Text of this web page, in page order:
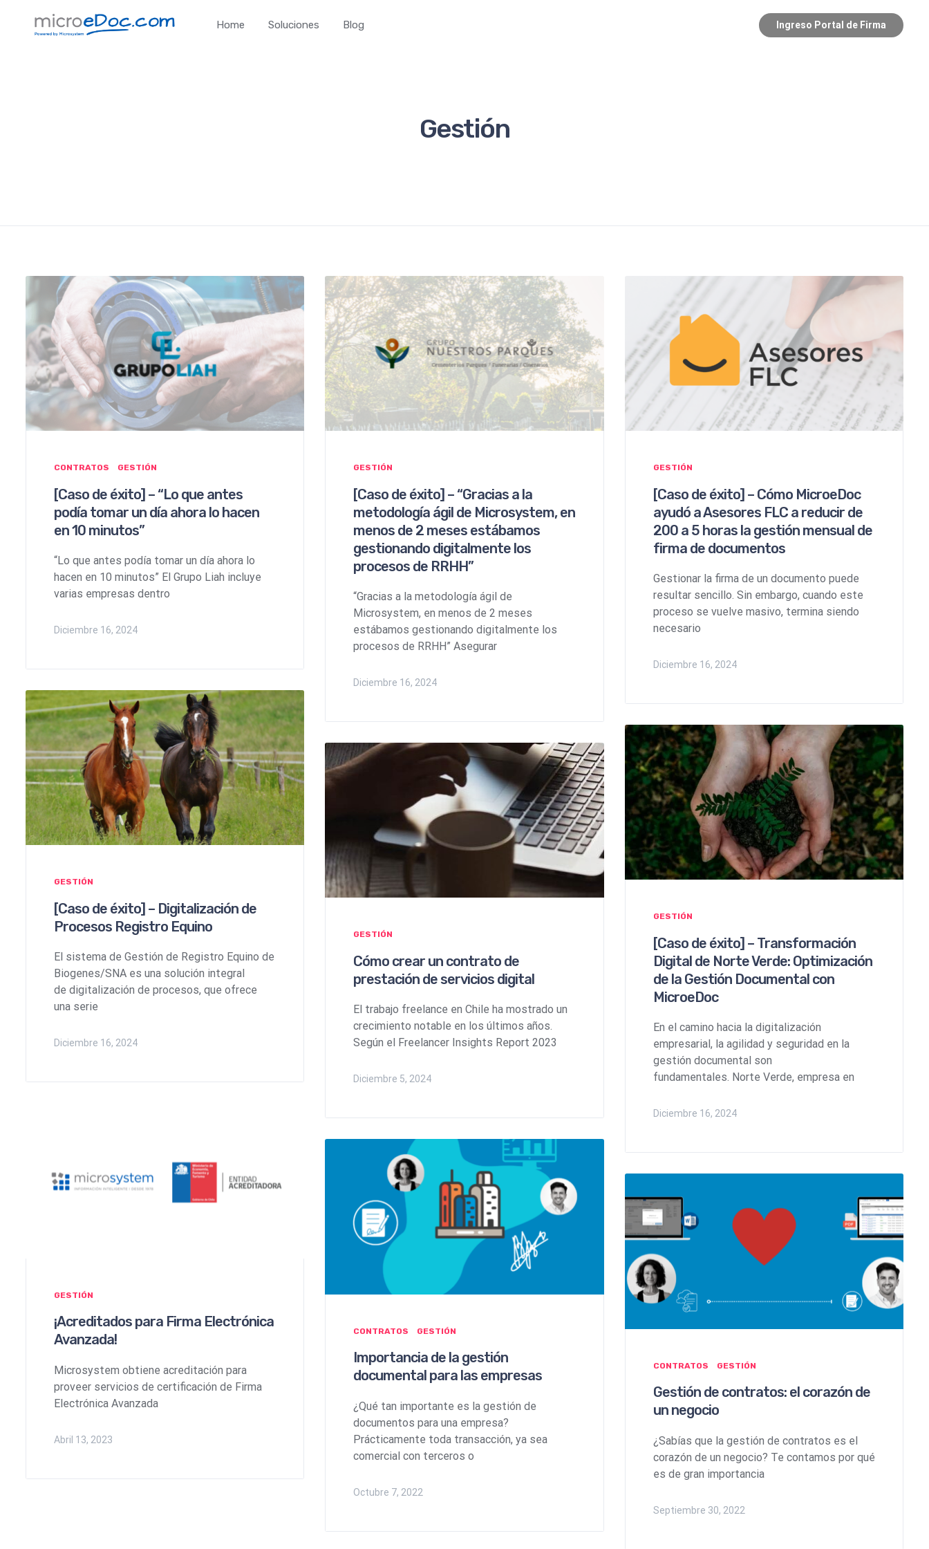
Home Soluciones Blog Ingreso Portal de Firma
Gestión
CONTRATOS GESTIÓN
[Caso de éxito] – “Lo que antes
podía tomar un día ahora lo hacen
en 10 minutos”
“Lo que antes podía tomar un día ahora lo
hacen en 10 minutos” El Grupo Liah incluye
varias empresas dentro
Diciembre 16, 2024
GESTIÓN
[Caso de éxito] – “Gracias a la
metodología ágil de Microsystem, en
menos de 2 meses estábamos
gestionando digitalmente los
procesos de RRHH”
“Gracias a la metodología ágil de
Microsystem, en menos de 2 meses
estábamos gestionando digitalmente los
procesos de RRHH” Asegurar
Diciembre 16, 2024
GESTIÓN
[Caso de éxito] – Cómo MicroeDoc
ayudó a Asesores FLC a reducir de
200 a 5 horas la gestión mensual de
firma de documentos
Gestionar la firma de un documento puede
resultar sencillo. Sin embargo, cuando este
proceso se vuelve masivo, termina siendo
necesario
Diciembre 16, 2024
GESTIÓN
[Caso de éxito] – Digitalización de
Procesos Registro Equino
El sistema de Gestión de Registro Equino de
Biogenes/SNA es una solución integral
de digitalización de procesos, que ofrece
una serie
Diciembre 16, 2024
GESTIÓN
[Caso de éxito] – Transformación
Digital de Norte Verde: Optimización
de la Gestión Documental con
MicroeDoc
En el camino hacia la digitalización
empresarial, la agilidad y seguridad en la
gestión documental son
fundamentales. Norte Verde, empresa en
Diciembre 16, 2024
GESTIÓN
Cómo crear un contrato de
prestación de servicios digital
El trabajo freelance en Chile ha mostrado un
crecimiento notable en los últimos años.
Según el Freelancer Insights Report 2023
Diciembre 5, 2024
GESTIÓN
¡Acreditados para Firma Electrónica
Avanzada!
Microsystem obtiene acreditación para
proveer servicios de certificación de Firma
Electrónica Avanzada
Abril 13, 2023
CONTRATOS GESTIÓN
Importancia de la gestión
documental para las empresas
¿Qué tan importante es la gestión de
documentos para una empresa?
Prácticamente toda transacción, ya sea
comercial con terceros o
Octubre 7, 2022
CONTRATOS GESTIÓN
Gestión de contratos: el corazón de
un negocio
¿Sabías que la gestión de contratos es el
corazón de un negocio? Te contamos por qué
es de gran importancia
Septiembre 30, 2022